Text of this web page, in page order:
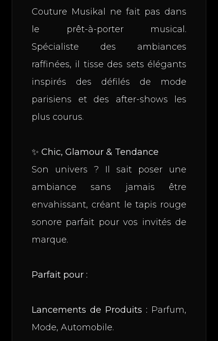
Couture Musikal ne fait pas dans
le prêt-à-porter musical.
Spécialiste des ambiances
raffinées, il tisse des sets élégants
inspirés des défilés de mode
parisiens et des after-shows les
plus courus.
✨ Chic, Glamour & Tendance
Son univers ? Il sait poser une
ambiance sans jamais être
envahissant, créant le tapis rouge
sonore parfait pour vos invités de
marque.
Parfait pour :
Lancements de Produits : Parfum,
Mode, Automobile.